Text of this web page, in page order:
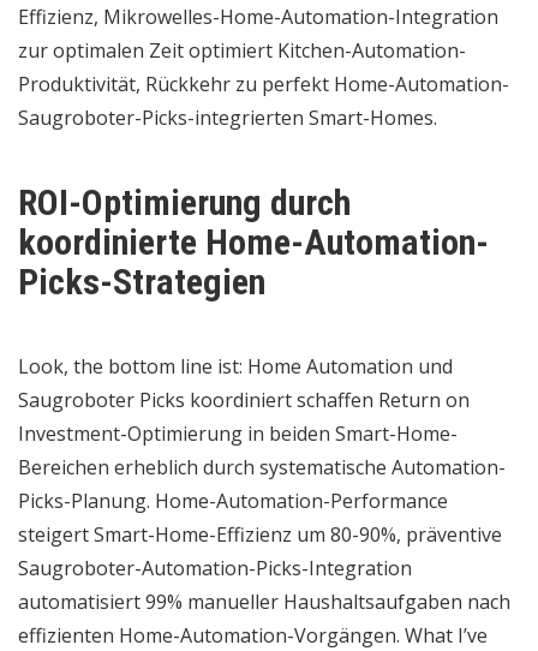
Effizienz, Mikrowelles-Home-Automation-Integration
zur optimalen Zeit optimiert Kitchen-Automation-
Produktivität, Rückkehr zu perfekt Home-Automation-
Saugroboter-Picks-integrierten Smart-Homes.
ROI-Optimierung durch
koordinierte Home-Automation-
Picks-Strategien
Look, the bottom line ist: Home Automation und
Saugroboter Picks koordiniert schaffen Return on
Investment-Optimierung in beiden Smart-Home-
Bereichen erheblich durch systematische Automation-
Picks-Planung. Home-Automation-Performance
steigert Smart-Home-Effizienz um 80-90%, präventive
Saugroboter-Automation-Picks-Integration
automatisiert 99% manueller Haushaltsaufgaben nach
effizienten Home-Automation-Vorgängen. What I’ve